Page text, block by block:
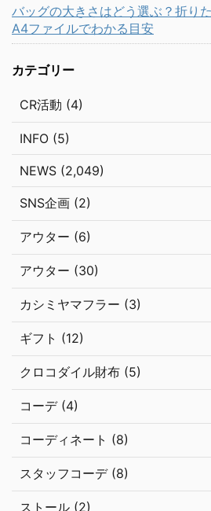
バッグの大きさはどう選ぶ？折り
A4ファイルでわかる目安
カテゴリー
CR活動 (4)
INFO (5)
NEWS (2,049)
SNS企画 (2)
アウター (6)
アウター (30)
カシミヤマフラー (3)
ギフト (12)
クロコダイル財布 (5)
コーデ (4)
コーディネート (8)
スタッフコーデ (8)
ストール (2)